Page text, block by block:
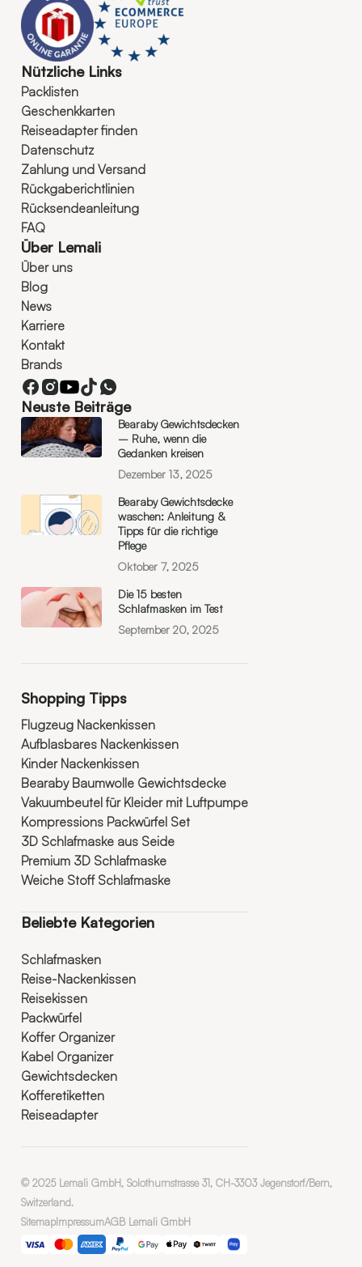
Nützliche Links
Packlisten
Geschenkkarten
Reiseadapter finden
Datenschutz
Zahlung und Versand
Rückgaberichtlinien
Rücksendeanleitung
FAQ
Über Lemali
Über uns
Blog
News
Karriere
Kontakt
Brands
Neuste Beiträge
Bearaby Gewichtsdecken
– Ruhe, wenn die
Gedanken kreisen
Dezember 13, 2025
Bearaby Gewichtsdecke
waschen: Anleitung &
Tipps für die richtige
Pflege
Oktober 7, 2025
Die 15 besten
Schlafmasken im Test
September 20, 2025
Shopping Tipps
Flugzeug Nackenkissen
Aufblasbares Nackenkissen
Kinder Nackenkissen
Bearaby Baumwolle Gewichtsdecke
Vakuumbeutel für Kleider mit Luftpumpe
Kompressions Packwürfel Set
3D Schlafmaske aus Seide
Premium 3D Schlafmaske
Weiche Stoff Schlafmaske
Beliebte Kategorien
Schlafmasken
Reise-Nackenkissen
Reisekissen
Packwürfel
Koffer Organizer
Kabel Organizer
Gewichtsdecken
Kofferetiketten
Reiseadapter
© 2025 Lemali GmbH, Solothurnstrasse 31, CH-3303 Jegenstorf/Bern,
Switzerland.
SitemapImpressumAGB Lemali GmbH